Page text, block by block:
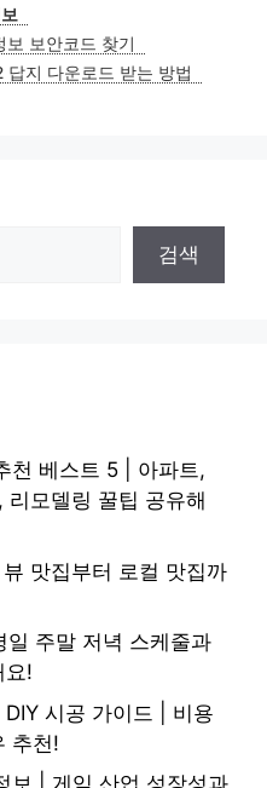
보 보안코드 찾기
지 다운로드 받는 방법
검색
천 베스트 5 | 아파트,
모델링 꿀팁 공유해
맛집부터 로컬 맛집까
주말 저녁 스케줄과
요!
시공 가이드 | 비용
추천!